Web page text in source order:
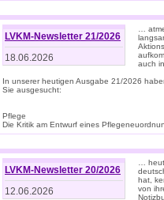
LVKM-Newsletter 21/2026
18.06.2026
…
auch
In unserer heutigen Ausgabe 21/2026
Sie ausgesucht:
Pflege
Die Kritik am Entwurf eines
LVKM-Newsletter 20/2026
12.06.2026
…
hat,
von